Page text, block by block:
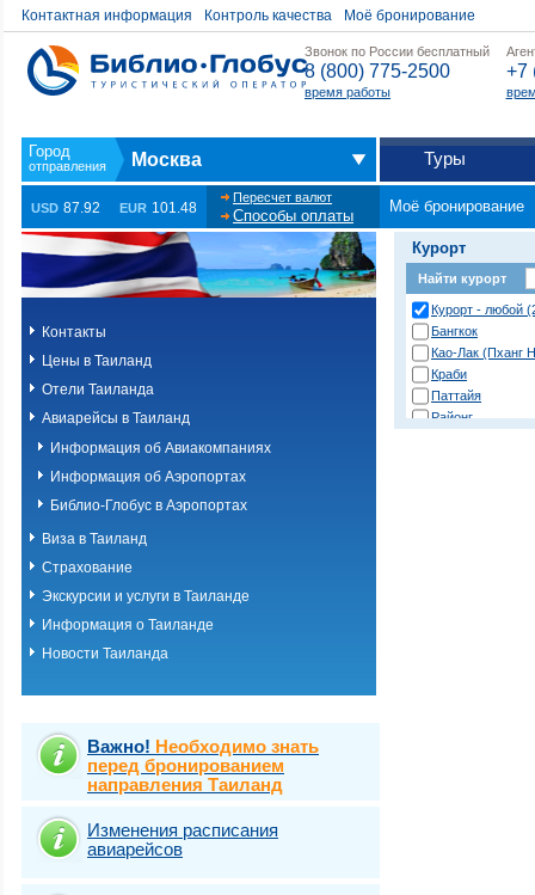
Контактная информация Контроль качества Моё бронирование
Звонок по России бесплатный
8 (800) 775-2500
время работы
+7
Москва Туры
USD 87.92 EUR 101.48
Пересчет валют
Способы оплаты
Моё бронирование
Контакты
Цены в Таиланд
Отели Таиланда
Авиарейсы в Таиланд
Информация об Авиакомпаниях
Информация об Аэропортах
Библио-Глобус в Аэропортах
Виза в Таиланд
Страхование
Экскурсии и услуги в Таиланде
Информация о Таиланде
Новости Таиланда
Важно! Необходимо знать
перед бронированием
направления Таиланд
Изменения расписания
авиарейсов
Курорт
Найти курорт
Курорт - любой
Бангкок
Као-Лак (Пханг
Краби
Паттайя
Районг